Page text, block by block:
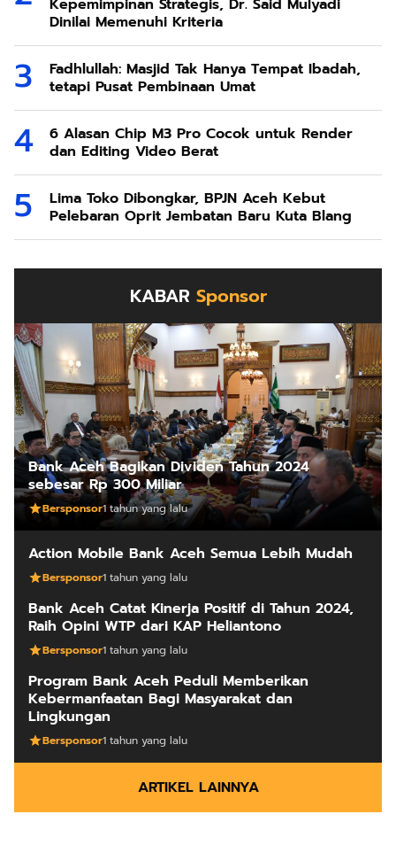
Kepemimpinan Strategis, Dr. Said Mulyadi
Dinilai Memenuhi Kriteria
Fadhlullah: Masjid Tak Hanya Tempat Ibadah,
tetapi Pusat Pembinaan Umat
6 Alasan Chip M3 Pro Cocok untuk Render
dan Editing Video Berat
Lima Toko Dibongkar, BPJN Aceh Kebut
Pelebaran Oprit Jembatan Baru Kuta Blang
KABAR Sponsor
Bank Aceh Bagikan Dividen Tahun 2024
sebesar Rp 300 Miliar
Bersponsor1 tahun yang lalu
Action Mobile Bank Aceh Semua Lebih Mudah
Bersponsor1 tahun yang lalu
Bank Aceh Catat Kinerja Positif di Tahun 2024,
Raih Opini WTP dari KAP Heliantono
Bersponsor1 tahun yang lalu
Program Bank Aceh Peduli Memberikan
Kebermanfaatan Bagi Masyarakat dan
Lingkungan
Bersponsor1 tahun yang lalu
ARTIKEL LAINNYA